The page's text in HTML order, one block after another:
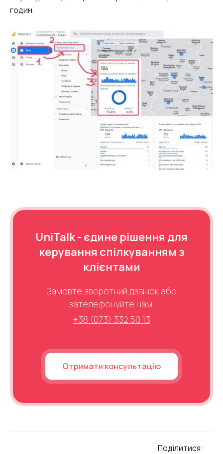
годин.
UniTalk - єдине рішення для
керування спілкуванням з
клієнтами
Замовте зворотний дзвінок або
зателефонуйте нам:
+38 (073) 332 50 13
Отримати консультацію
Поділитися: